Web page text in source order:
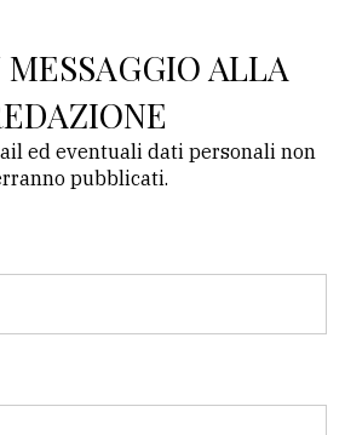
ALLA
ed eventuali dati personali non
pubblicati.